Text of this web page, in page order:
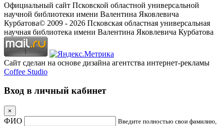
Официальный сайт Псковской областной универсальной
научной библиотеки имени Валентина Яковлевича
Курбатова© 2009 - 2026 Псковская областная универсальная
научная библиотека имени Валентина Яковлевича Курбатова
Сайт сделан на основе дизайна агентства интернет-рекламы
Coffee Studio
Вход в личный кабинет
×
ФИО
Введите полностью свои фамилию,